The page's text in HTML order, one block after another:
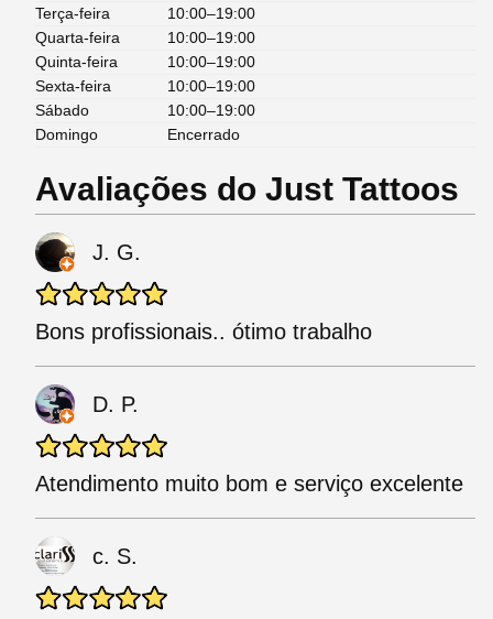
Terça-feira
10:00–19:00
Quarta-feira
10:00–19:00
Quinta-feira
10:00–19:00
Sexta-feira
10:00–19:00
Sábado
10:00–19:00
Domingo
Encerrado
Avaliações do Just Tattoos
J. G.
Bons profissionais.. ótimo trabalho
D. P.
Atendimento muito bom e serviço excelente
c. S.